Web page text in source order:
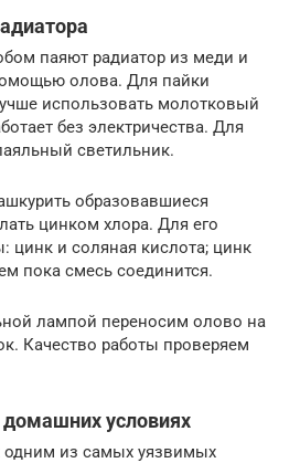
паяют радиатор из меди и
олова. Для пайки
использовать молотковый
без электричества. Для
светильник.
образовавшиеся
цинком хлора. Для его
цинк и соляная кислота; цинк
пока смесь соединится.
лампой переносим олово на
Качество работы проверяем
условиях
одним из самых уязвимых